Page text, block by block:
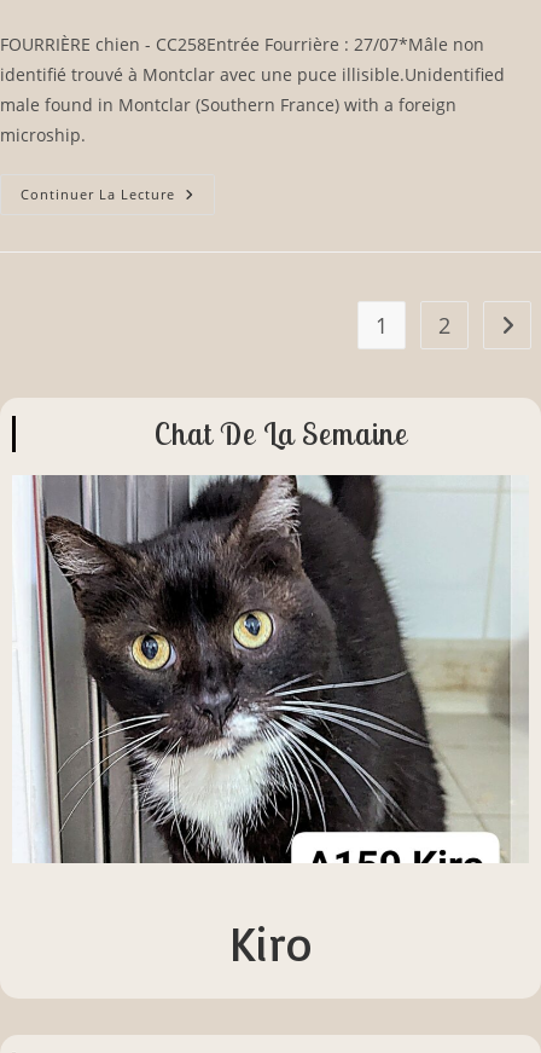
FOURRIÈRE chien - CC258Entrée Fourrière : 27/07*Mâle non
identifié trouvé à Montclar avec une puce illisible.Unidentified
male found in Montclar (Southern France) with a foreign
microship.
Continuer La Lecture
1 2
Chat De La Semaine
Kiro